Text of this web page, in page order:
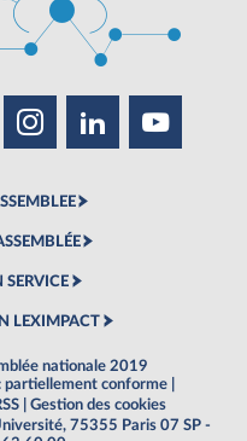
SERVICE
LEXIMPACT
nationale 2019
partiellement conforme
Gestion des cookies
75355 Paris 07 SP -